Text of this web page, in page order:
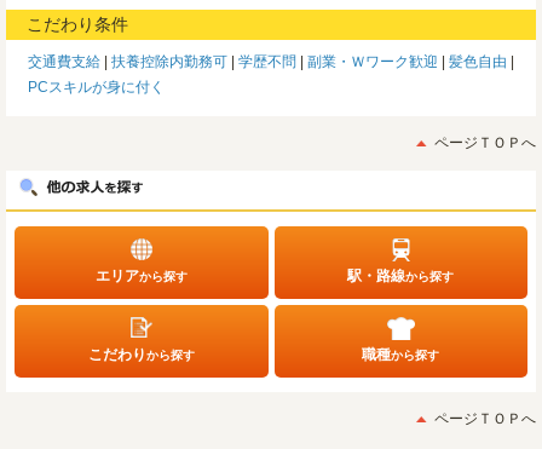
こだわり条件
交通費支給 扶養控除内勤務可 学歴不問 副業・Ｗワーク歓迎
髪色自由
PCスキルが身に付く
ページＴＯＰへ
エリアから探す 駅・路線から探す
こだわりから探す 職種から探す
ページＴＯＰへ